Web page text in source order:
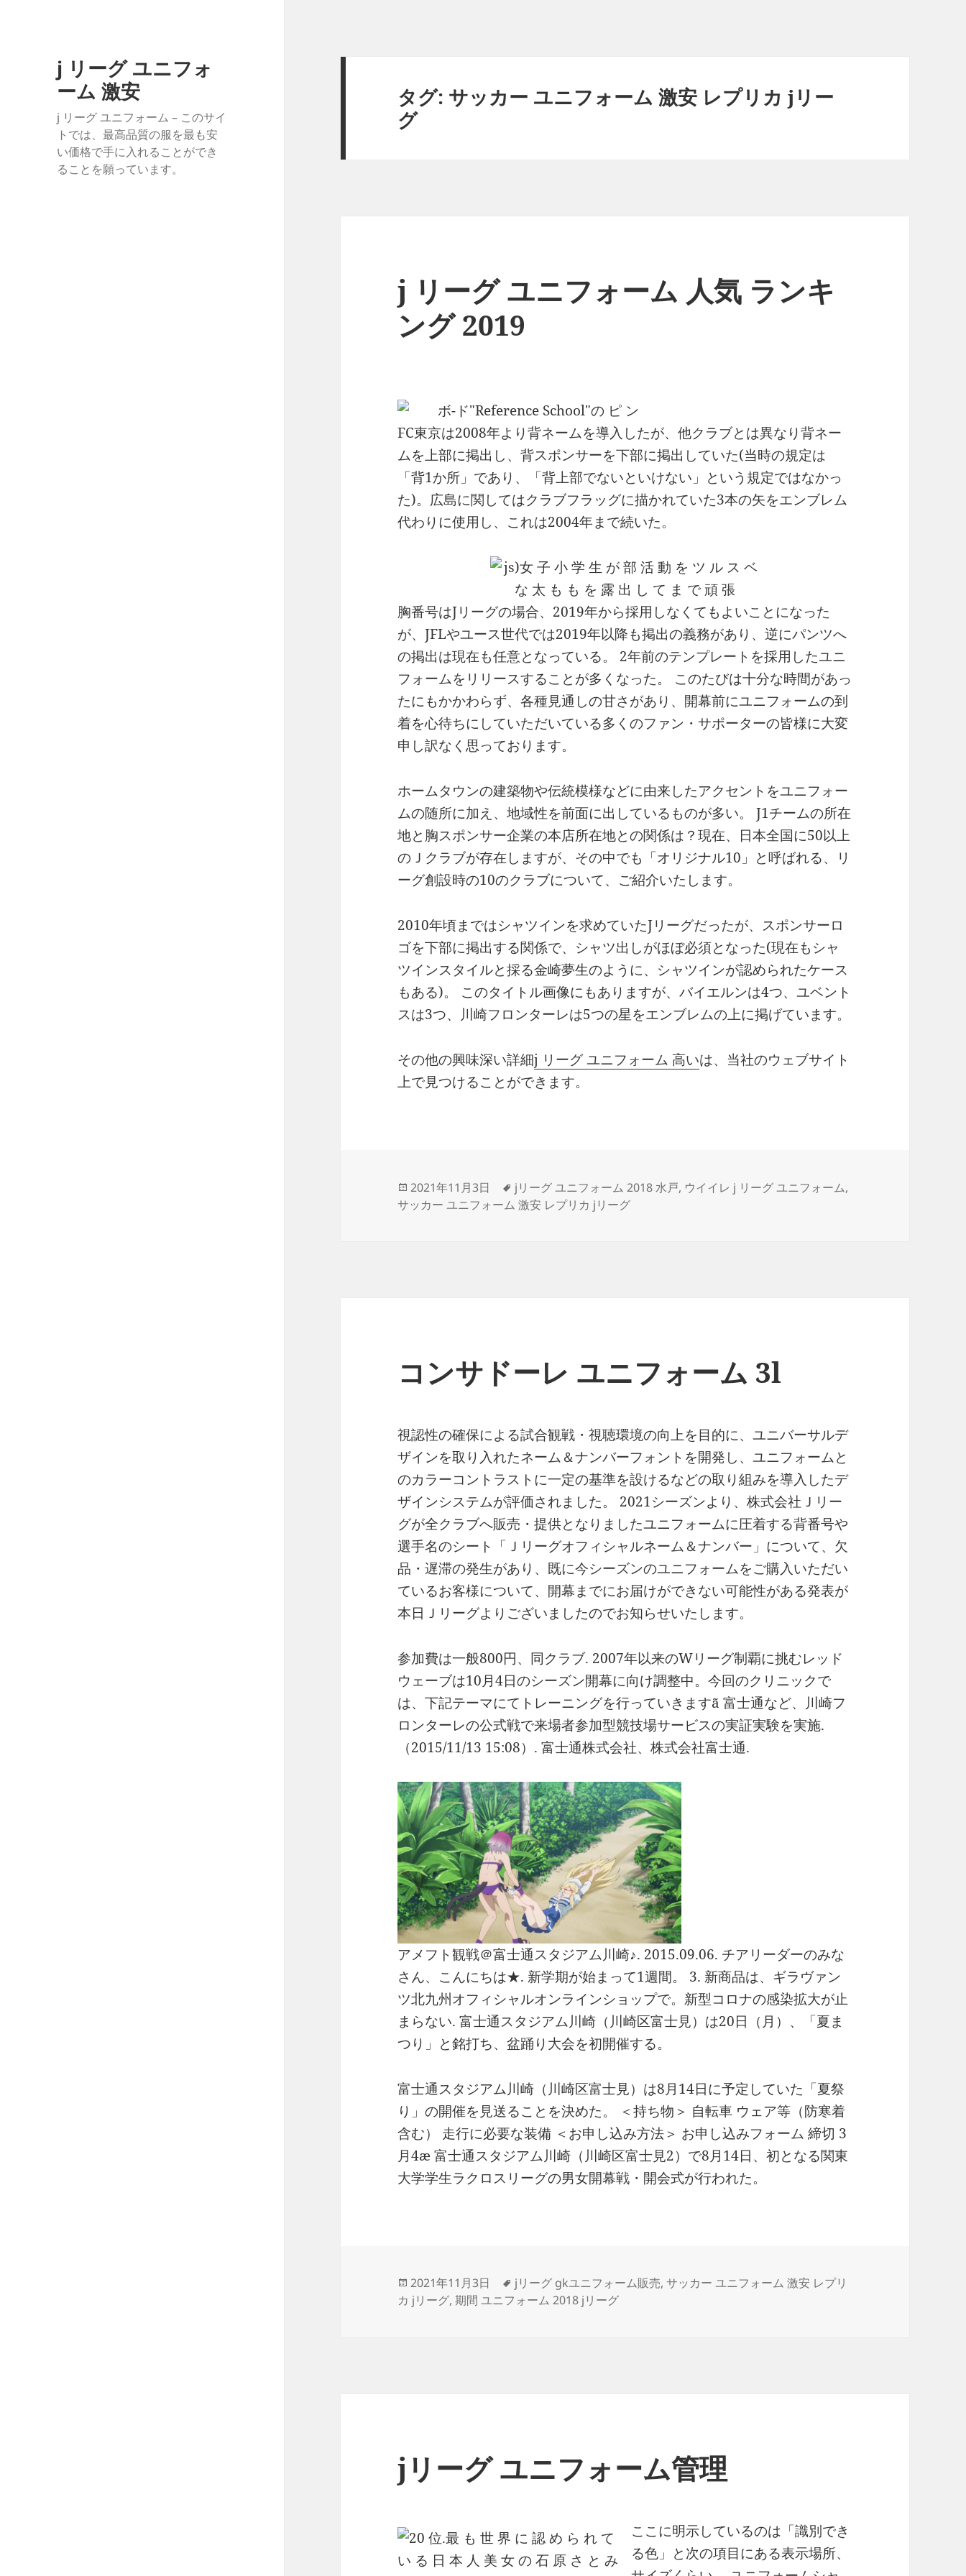
j リーグ ユニフォ
ーム 激安
j リーグ ユニフォーム – このサイ
トでは、最高品質の服を最も安
い価格で手に入れることができ
ることを願っています。
タグ: サッカー ユニフォーム 激安 レプリカ jリー
グ
j リーグ ユニフォーム 人気 ランキ
ング 2019
FC東京は2008年より背ネームを導入したが、他クラブとは異なり背ネー
ムを上部に掲出し、背スポンサーを下部に掲出していた(当時の規定は
「背1か所」であり、「背上部でないといけない」という規定ではなかっ
た)。広島に関してはクラブフラッグに描かれていた3本の矢をエンブレム
代わりに使用し、これは2004年まで続いた。
胸番号はJリーグの場合、2019年から採用しなくてもよいことになった
が、JFLやユース世代では2019年以降も掲出の義務があり、逆にパンツへ
の掲出は現在も任意となっている。 2年前のテンプレートを採用したユニ
フォームをリリースすることが多くなった。 このたびは十分な時間があっ
たにもかかわらず、各種見通しの甘さがあり、開幕前にユニフォームの到
着を心待ちにしていただいている多くのファン・サポーターの皆様に大変
申し訳なく思っております。
ホームタウンの建築物や伝統模様などに由来したアクセントをユニフォー
ムの随所に加え、地域性を前面に出しているものが多い。 J1チームの所在
地と胸スポンサー企業の本店所在地との関係は？現在、日本全国に50以上
のＪクラブが存在しますが、その中でも「オリジナル10」と呼ばれる、リ
ーグ創設時の10のクラブについて、ご紹介いたします。
2010年頃まではシャツインを求めていたJリーグだったが、スポンサーロ
ゴを下部に掲出する関係で、シャツ出しがほぼ必須となった(現在もシャ
ツインスタイルと採る金崎夢生のように、シャツインが認められたケース
もある)。 このタイトル画像にもありますが、バイエルンは4つ、ユベント
スは3つ、川崎フロンターレは5つの星をエンブレムの上に掲げています。
その他の興味深い詳細j リーグ ユニフォーム 高いは、当社のウェブサイト
上で見つけることができます。
投
稿
2021年11月3日
タ
グ
jリーグ ユニフォーム 2018 水戸, ウイイレ j リーグ ユニフォーム,
サッカー ユニフォーム 激安 レプリカ jリーグ
コンサドーレ ユニフォーム 3l
視認性の確保による試合観戦・視聴環境の向上を目的に、ユニバーサルデ
ザインを取り入れたネーム＆ナンバーフォントを開発し、ユニフォームと
のカラーコントラストに一定の基準を設けるなどの取り組みを導入したデ
ザインシステムが評価されました。 2021シーズンより、株式会社Ｊリー
グが全クラブへ販売・提供となりましたユニフォームに圧着する背番号や
選手名のシート「Ｊリーグオフィシャルネーム＆ナンバー」について、欠
品・遅滞の発生があり、既に今シーズンのユニフォームをご購入いただい
ているお客様について、開幕までにお届けができない可能性がある発表が
本日Ｊリーグよりございましたのでお知らせいたします。
参加費は一般800円、同クラブ. 2007年以来のWリーグ制覇に挑むレッド
ウェーブは10月4日のシーズン開幕に向け調整中。今回のクリニックで
は、下記テーマにてトレーニングを行っていきますã 富士通など、川崎フ
ロンターレの公式戦で来場者参加型競技場サービスの実証実験を実施.
（2015/11/13 15:08）. 富士通株式会社、株式会社富士通.
アメフト観戦＠富士通スタジアム川崎♪. 2015.09.06. チアリーダーのみな
さん、こんにちは★. 新学期が始まって1週間。 3. 新商品は、ギラヴァン
ツ北九州オフィシャルオンラインショップで。新型コロナの感染拡大が止
まらない. 富士通スタジアム川崎（川崎区富士見）は20日（月）、「夏ま
つり」と銘打ち、盆踊り大会を初開催する。
富士通スタジアム川崎（川崎区富士見）は8月14日に予定していた「夏祭
り」の開催を見送ることを決めた。 ＜持ち物＞ 自転車 ウェア等（防寒着
含む） 走行に必要な装備 ＜お申し込み方法＞ お申し込みフォーム 締切 3
月4æ 富士通スタジアム川崎（川崎区富士見2）で8月14日、初となる関東
大学学生ラクロスリーグの男女開幕戦・開会式が行われた。
投
稿
2021年11月3日
タ
グ
jリーグ gkユニフォーム販売,サッカー ユニフォーム 激安 レプリ
カ jリーグ,期間 ユニフォーム 2018 jリーグ
jリーグ ユニフォーム管理
ここに明示しているのは「識別でき
る色」と次の項目にある表示場所、